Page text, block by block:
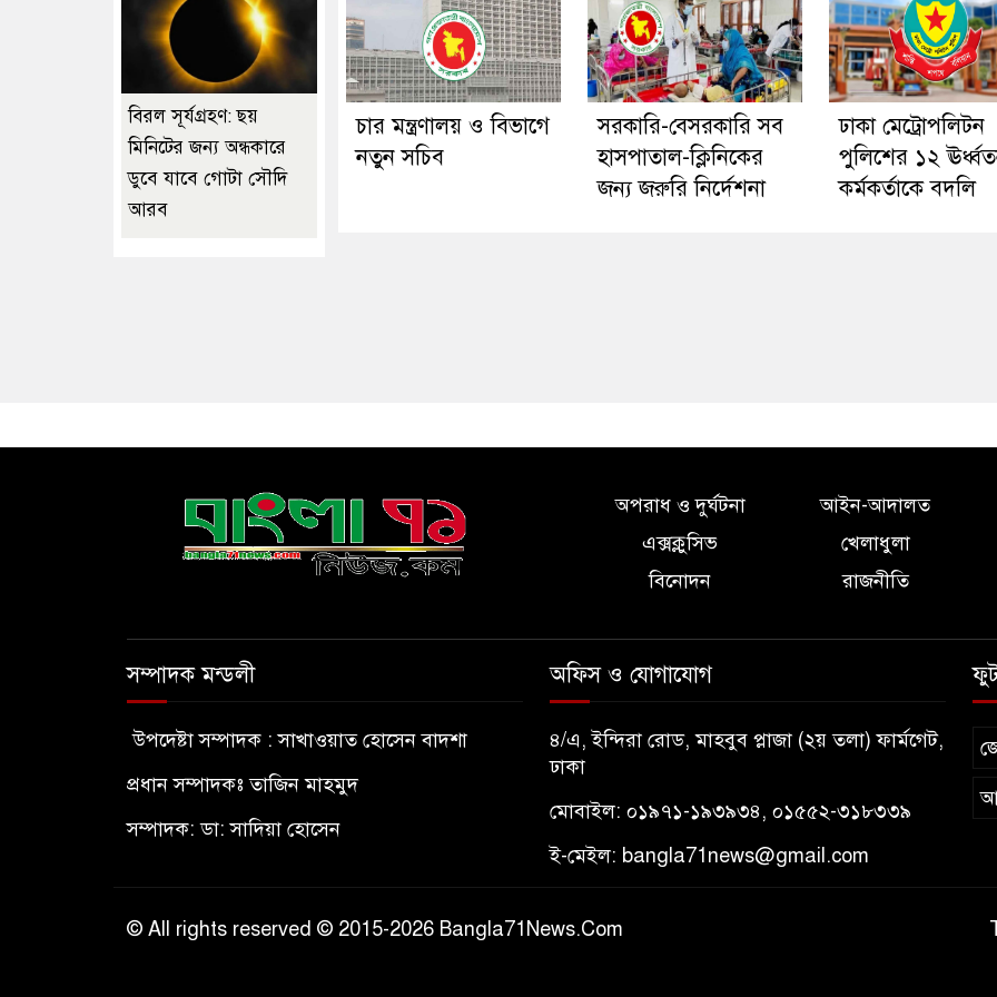
চার মন্ত্রণালয় ও বিভাগে
নতুন সচিব
সরকারি-বেসরকারি সব
হাসপাতাল-ক্লিনিকের
জন্য জরুরি নির্দেশনা
ঢাকা মেট্রোপলিটন
পুলিশের ১২
কর্মকর্তাকে বদলি
বিরল সূর্যগ্রহণ: ছয়
মিনিটের জন্য অন্ধকারে
ডুবে যাবে গোটা সৌদি
আরব
অপরাধ ও দুর্ঘটনা
আইন-আদালত
এক্সক্লুসিভ
খেলাধুলা
বিনোদন
রাজনীতি
সম্পাদক মন্ডলী
উপদেষ্টা সম্পাদক : সাখাওয়াত হোসেন বাদশা
প্রধান সম্পাদকঃ তাজিন মাহমুদ
সম্পাদক: ডা: সাদিয়া হোসেন
অফিস ও যোগাযোগ
৪/এ, ইন্দিরা রোড, মাহবুব প্লাজা (২য় তলা) ফার্মগেট,
ঢাকা
মোবাইল: ০১৯৭১-১৯৩৯৩৪, ০১৫৫২-৩১৮৩৩৯
ই-মেইল: bangla71news@gmail.com
© All rights reserved © 2015-2026 Bangla71News.Com